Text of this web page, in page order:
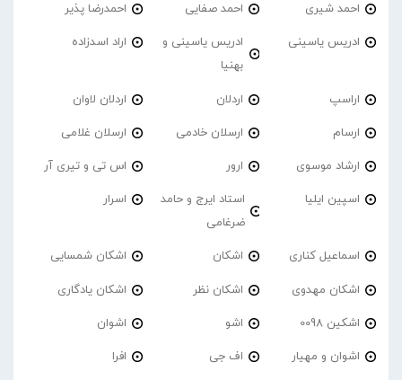
احمد شیری احمد صفایی احمدرضا پذیر
ادریس یاسینی
ادریس یاسینی و
بهنیا
اراد اسدزاده
اراسپ اردلان اردلان لاوان
ارسام ارسلان خادمی ارسلان غلامی
ارشاد موسوی ارور اس تی و تیری آر
اسپین ایلیا
استاد ایرج و حامد
ضرغامی
اسرار
اسماعیل کناری اشکان اشکان شمسایی
اشکان مهدوی اشکان نظر اشکان یادگاری
اشکین 0098 اشو اشوان
اشوان و مهیار اف جی افرا